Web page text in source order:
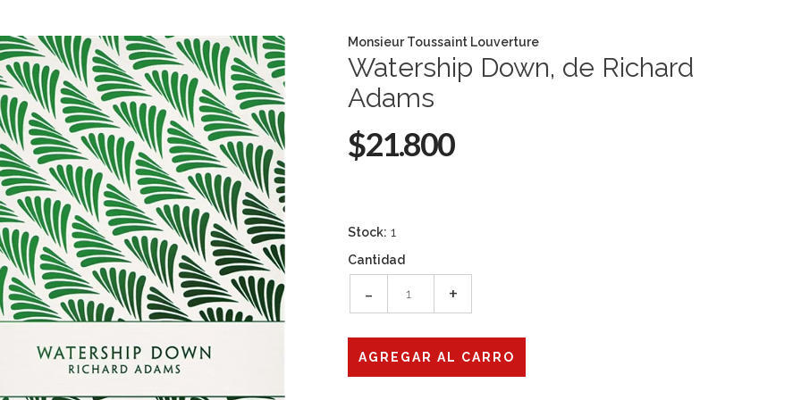
Monsieur Toussaint Louverture
Watership Down, de Richard
Adams
$21.800
Stock: 1
Cantidad
- +